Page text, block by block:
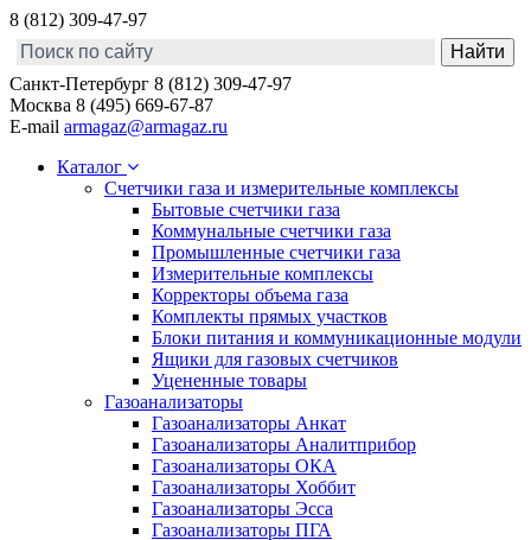
8 (812) 309-47-97
Санкт-Петербург 8 (812) 309-47-97
Москва 8 (495) 669-67-87
E-mail armagaz@armagaz.ru
Каталог
Счетчики газа и измерительные комплексы
Бытовые счетчики газа
Коммунальные счетчики газа
Промышленные счетчики газа
Измерительные комплексы
Корректоры объема газа
Комплекты прямых участков
Блоки питания и коммуникационные модули
Ящики для газовых счетчиков
Уцененные товары
Газоанализаторы
Газоанализаторы Анкат
Газоанализаторы Аналитприбор
Газоанализаторы ОКА
Газоанализаторы Хоббит
Газоанализаторы Эсса
Газоанализаторы ПГА